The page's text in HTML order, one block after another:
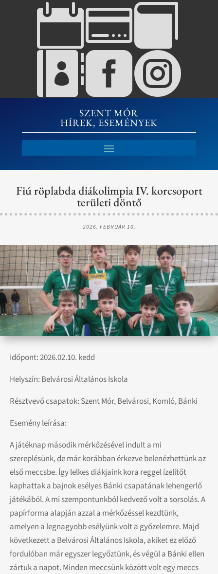


SZENT MÓR
HÍREK, ESEMÉNYEK
Fiú röplabda diákolimpia IV. korcsoport
területi döntő
2026. FEBRUÁR 10.
Időpont: 2026.02.10. kedd
Helyszín: Belvárosi Általános Iskola
Résztvevő csapatok: Szent Mór, Belvárosi, Komló, Bánki
Esemény leírása:
A játéknap második mérkőzésével indult a mi
szereplésünk, de már korábban érkezve belenézhettünk az
első meccsbe. Így lelkes diákjaink kora reggel ízelítőt
kaphattak a bajnok esélyes Bánki csapatának lehengerlő
játékából. A mi szempontunkból kedvező volt a sorsolás. A
papírforma alapján azzal a mérkőzéssel kezdtünk,
amelyen a legnagyobb esélyünk volt a győzelemre. Majd
következett a Belvárosi Általános Iskola, akiket ez előző
fordulóban már egyszer legyőztünk, és végül a Bánki ellen
zártuk a napot. Minden meccsünk között volt egy meccs